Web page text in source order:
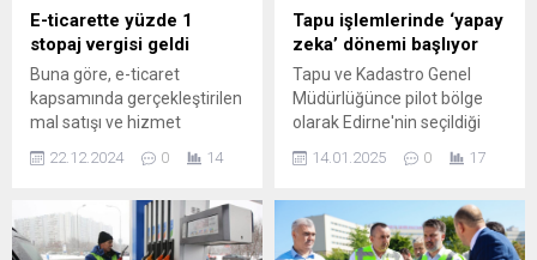
adıyla yürütülen çalışmaların
sonlandırıldığını açıkladı.
Açıklamada, “Kürt-Türk
ilişkilerinin yeniden
düzenlenmesi
kaçınılmazdır” denildi. Terör
örgütünün silah...
E-ticarette yüzde 1
stopaj vergisi geldi
Buna göre, e-ticaret
kapsamında gerçekleştirilen
mal satışı ve hizmet
ödemelerde tevkifat oranı
KİMLER TEVKİFAT
YAPMAKLA YÜKÜMLÜ
22.12.2024 0 14
Tapu işlemlerinde ‘yapay
zeka’ dönemi başlıyor
Tapu ve Kadastro Genel
Müdürlüğünce pilot bölge
olarak Edirne'nin seçildiği
uygulaması", işlemlerin
14.01.2025 0 17